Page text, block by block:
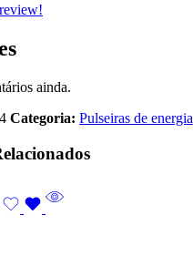
ainda.
Categoria: Pulseiras de energia